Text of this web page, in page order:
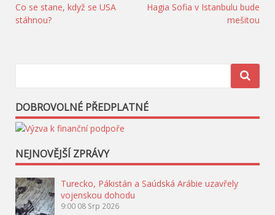
Navigace
pro
Co se stane, když se USA
stáhnou?
Hagia Sofia v Istanbulu bude
mešitou
DOBROVOLNÉ PŘEDPLATNÉ
NEJNOVĚJŠÍ ZPRÁVY
Turecko, Pákistán a Saúdská Arábie uzavřely
vojenskou dohodu
9:00 08 Srp 2026